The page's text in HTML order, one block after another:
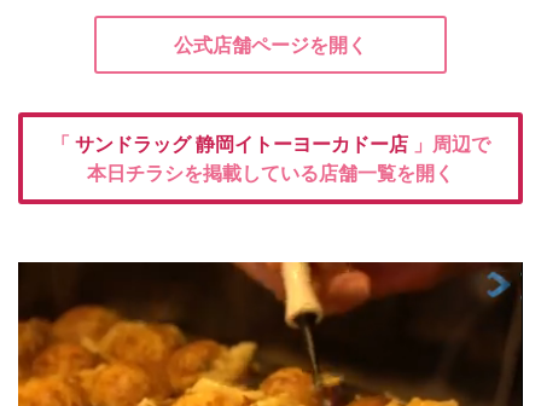
公式店舗ページを開く
「 サンドラッグ静岡イトーヨーカドー店 」周辺で
本日チラシを掲載している店舗一覧を開く